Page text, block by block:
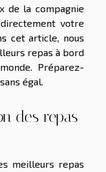
de la compagnie
votre
cet article, nous
repas à bord
Préparez-
égal.
des repas
meilleurs repas